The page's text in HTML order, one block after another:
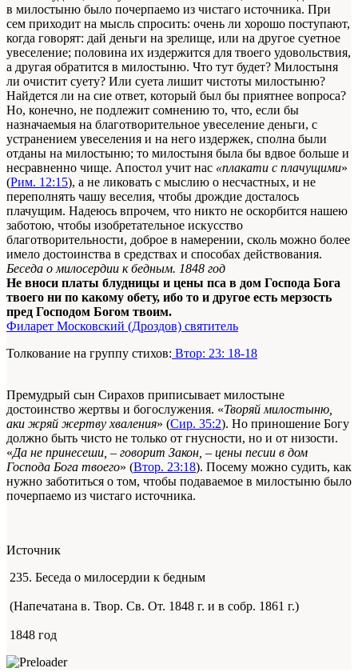
в милостыню было почерпаемо из чистаго источника. При
сем приходит на мысль спросить: очень ли хорошо поступают,
когда говорят: дай деньги на зрелище, или на другое суетное
увеселение; половина их издержится для твоего удовольствия,
а другая обратится в милостыню. Что тут будет? Милостыня
ли очистит суету? Или суета лишит чистоты милостыню?
Найдется ли на сие ответ, который был бы приятнее вопроса?
Но, конечно, не подлежит сомнению то, что, если бы
назначаемыя на благотворительное увеселение деньги, с
устранением увеселения и на него издержек, сполна были
отданы на милостыню; то милостыня была бы вдвое больше и
несравненно чище. Апостол учит нас «плакати с плачущими»
(Рим. 12:15), а не ликовать с мыслию о несчастных, и не
переполнять чашу веселия, чтобы дрождие досталось
плачущим. Надеюсь впрочем, что никто не оскорбится нашею
заботою, чтобы изобретательное искусство
благотворительности, доброе в намерении, сколь можно более
имело достоинства в средствах и способах действования.
Беседа о милосердии к бедным. 1848 год
Не вноси платы блудницы и цены пса в дом Господа Бога
твоего ни по какому обету, ибо то и другое есть мерзость
пред Господом Богом твоим.
Филарет Московский (Дроздов) святитель
Толкование на группу стихов: Втор: 23: 18-18
Премудрый сын Сирахов приписывает милостыне
достоинство жертвы и богослужения. «Творяй милостыню,
аки жряй жертву хваления» (Сир. 35:2). Но приношение Богу
должно быть чисто не только от гнусности, но и от низости.
«Да не принесеши, – говорит Закон, – цены песии в дом
Господа Бога твоего» (Втор. 23:18). Посему можно судить, как
нужно заботиться о том, чтобы подаваемое в милостыню было
почерпаемо из чистаго источника.
Источник
235. Беседа о милосердии к бедным
(Напечатана в. Твор. Св. От. 1848 г. и в собр. 1861 г.)
1848 год